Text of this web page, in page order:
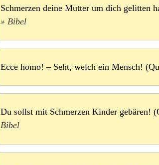
Schmerzen deine Mutter um dich
Bibel
Ecce homo! – Seht, welch ein Mensch!
Du sollst mit Schmerzen Kinder
Bibel